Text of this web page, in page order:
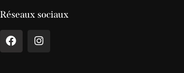
Réseaux sociaux